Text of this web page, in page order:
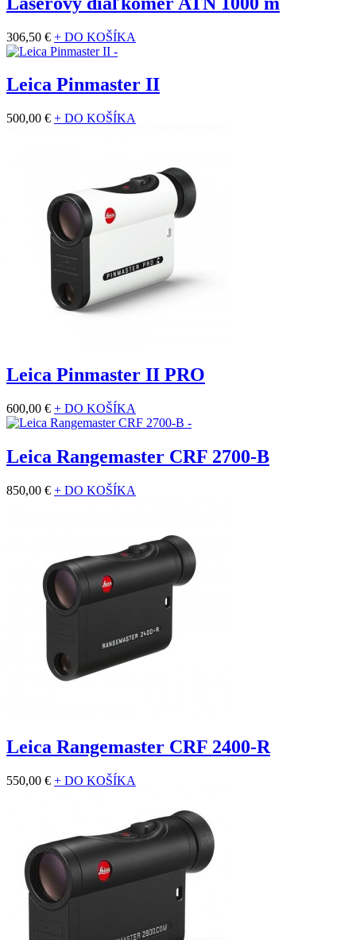
306,50 € + DO KOŠÍKA
Leica Pinmaster II
500,00 € + DO KOŠÍKA
Leica Pinmaster II PRO
600,00 € + DO KOŠÍKA
Leica Rangemaster CRF 2700-B
850,00 € + DO KOŠÍKA
Leica Rangemaster CRF 2400-R
550,00 € + DO KOŠÍKA